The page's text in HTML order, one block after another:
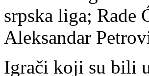
srpska liga; Rade
Aleksandar
Igrači koji su bili